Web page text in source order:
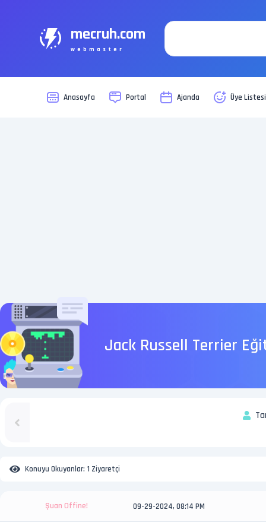
mecruh.com
webmaster
Anasayfa Portal Ajanda Üye Listesi
Jack Russell Terrier
Konuyu Okuyanlar: 1 Ziyaretçi
Şuan Offine! 09-29-2024, 08:14 PM